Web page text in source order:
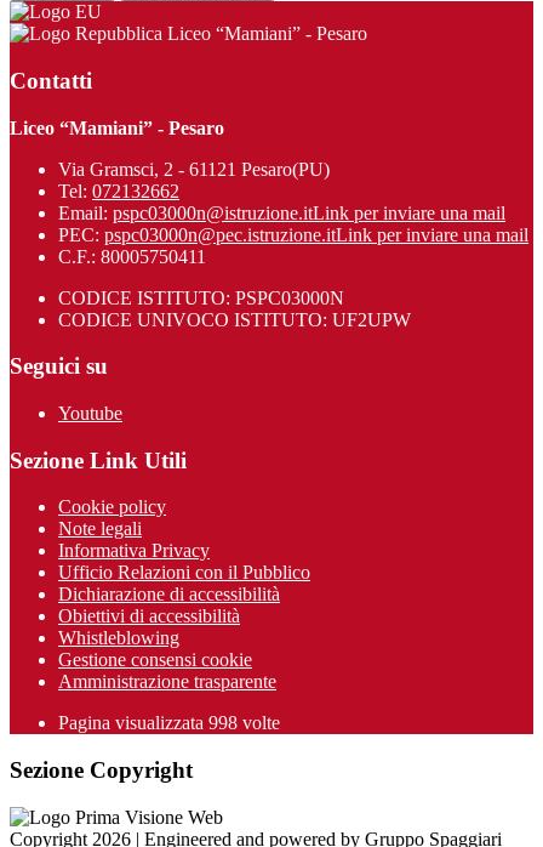
Liceo “Mamiani” - Pesaro
Contatti
Liceo “Mamiani” - Pesaro
Via Gramsci, 2 - 61121 Pesaro(PU)
Tel: 072132662
Email: pspc03000n@istruzione.itLink per inviare una mail
PEC: pspc03000n@pec.istruzione.itLink per inviare una mail
C.F.: 80005750411
CODICE ISTITUTO: PSPC03000N
CODICE UNIVOCO ISTITUTO: UF2UPW
Seguici su
Youtube
Sezione Link Utili
Cookie policy
Note legali
Informativa Privacy
Ufficio Relazioni con il Pubblico
Dichiarazione di accessibilità
Obiettivi di accessibilità
Whistleblowing
Gestione consensi cookie
Amministrazione trasparente
Pagina visualizzata 998 volte
Sezione Copyright
Copyright 2026 | Engineered and powered by Gruppo Spaggiari